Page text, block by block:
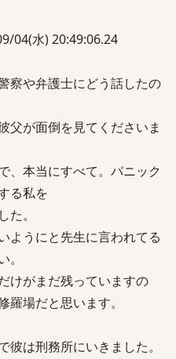
04(水) 20:49:06.24
察や弁護士にどう話したの
父が面倒を見てくださいま
、本当にすべて。パニック
る私を
。
ようにと先生に言われてる
けがまだ残っていますの
場だと思います。
は刑務所にいきました。